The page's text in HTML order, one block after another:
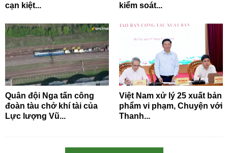
cạn kiệt...
kiểm soát...
Quân đội Nga tấn công
đoàn tàu chở khí tài của
Lực lượng Vũ...
Việt Nam xử lý 25 xuất bản
phẩm vi phạm, Chuyện với
Thanh...